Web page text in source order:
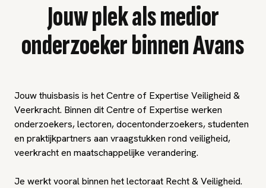
Jouw plek als medior
onderzoeker binnen Avans
Jouw thuisbasis is het Centre of Expertise Veiligheid &
Veerkracht. Binnen dit Centre of Expertise werken
onderzoekers, lectoren, docentonderzoekers, studenten
en praktijkpartners aan vraagstukken rond veiligheid,
veerkracht en maatschappelijke verandering.
Je werkt vooral binnen het lectoraat Recht & Veiligheid.